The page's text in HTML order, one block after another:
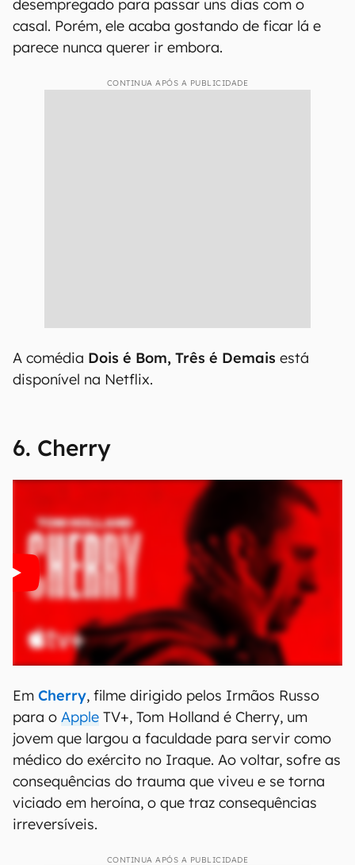
desempregado para passar uns dias com o
casal. Porém, ele acaba gostando de ficar lá e
parece nunca querer ir embora.
CONTINUA APÓS A PUBLICIDADE
A comédia Dois é Bom, Três é Demais está
disponível na Netflix.
6. Cherry
Em Cherry, filme dirigido pelos Irmãos Russo
para o Apple TV+, Tom Holland é Cherry, um
jovem que largou a faculdade para servir como
médico do exército no Iraque. Ao voltar, sofre as
consequências do trauma que viveu e se torna
viciado em heroína, o que traz consequências
irreversíveis.
CONTINUA APÓS A PUBLICIDADE